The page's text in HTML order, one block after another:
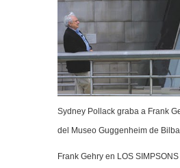
Sydney Pollack graba a Frank
del Museo Guggenheim de
Frank Gehry en LOS SIMPSONS